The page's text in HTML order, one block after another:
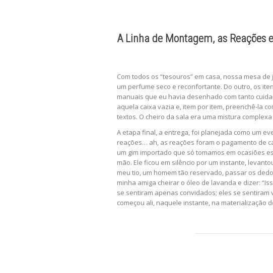
A Linha de Montagem, as Reações
Com todos os “tesouros” em casa, nossa mesa
um perfume seco e reconfortante. Do outro, os
manuais que eu havia desenhado com tanto
aquela caixa vazia e, item por item, preenchê-la
textos. O cheiro da sala era uma mistura
A etapa final, a entrega, foi planejada como um
reações… ah, as reações foram o pagamento de
um gim importado que só tomamos em ocasiões
mão. Ele ficou em silêncio por um instante,
meu tio, um homem tão reservado, passar os
minha amiga cheirar o óleo de lavanda e dizer:
se sentiram apenas convidados; eles se sentiram
começou ali, naquele instante, na materialização